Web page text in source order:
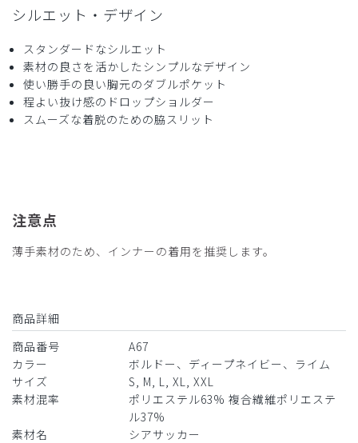
シルエット・デザイン
スタンダードなシルエット
素材の良さを活かしたシンプルなデザイン
使い勝手の良い胸元のダブルポケット
程よい抜け感のドロップショルダー
スムーズな着脱のための脇スリット
注意点
薄手素材のため、インナーの着用を推奨します。
商品詳細
商品番号
A67
カラー
ボルドー、ディープネイビー、ライム
サイズ
S, M, L, XL, XXL
素材混率
ポリエステル63% 複合繊維ポリエステ
ル37%
素材名
シアサッカー